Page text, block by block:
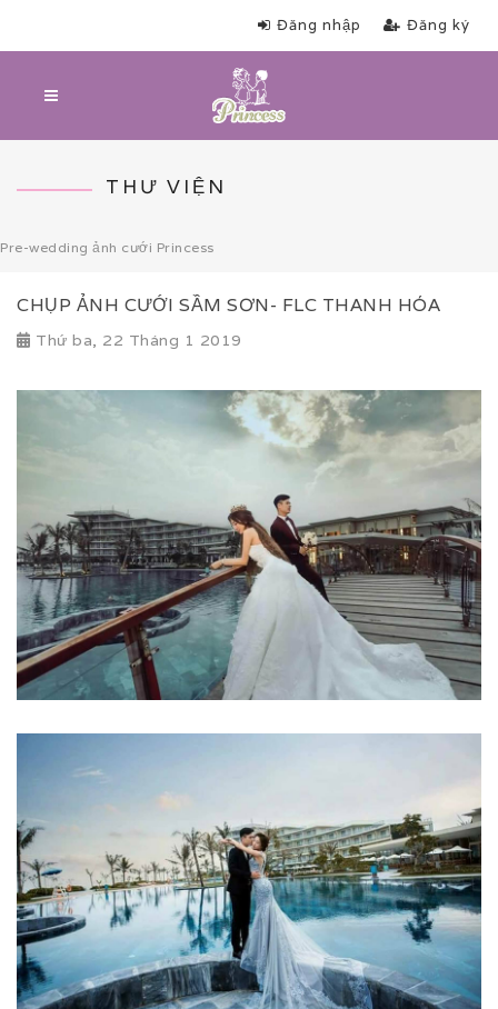
Đăng nhập Đăng ký
THƯ VIỆN
Pre-wedding ảnh cưới Princess
CHỤP ẢNH CƯỚI SẦM SƠN- FLC THANH HÓA
Thứ ba, 22 Tháng 1 2019